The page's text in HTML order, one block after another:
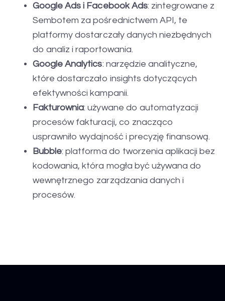
Google Ads i Facebook Ads: zintegrowane z
Sembotem za pośrednictwem API, te
platformy dostarczały danych niezbędnych
do analiz i raportowania.
Google Analytics: narzędzie analityczne,
które dostarczało insights dotyczących
efektywności kampanii.
Fakturownia: używane do automatyzacji
procesów fakturacji, co znacząco
usprawniło wydajność i precyzję finansową.
Bubble: platforma do tworzenia aplikacji bez
kodowania, która mogła być używana do
wewnętrznego zarządzania danych i
procesów.